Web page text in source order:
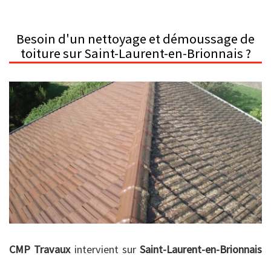
Besoin d'un nettoyage et démoussage de
toiture sur Saint-Laurent-en-Brionnais ?
CMP Travauxintervient sur Saint-Laurent-en-Brionnais